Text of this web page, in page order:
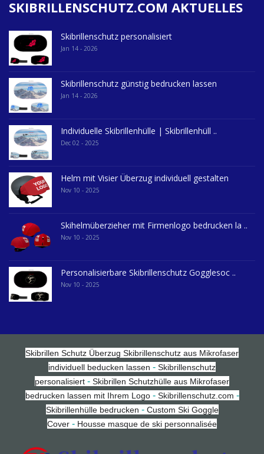
SKIBRILLENSCHUTZ.COM AKTUELLES
Skibrillenschutz personalisiert
Jan 14 - 2026
Skibrillenschutz günstig bedrucken lassen
Jan 14 - 2026
Individuelle Skibrillenhülle | Skibrillenhüll ..
Dec 02 - 2025
Helm mit Visier Überzug individuell gestalten
Nov 10 - 2025
Skihelmüberzieher mit Firmenlogo bedrucken la ..
Nov 10 - 2025
Personalisierbare Skibrillenschutz Gogglesoc ..
Nov 10 - 2025
Skibrillen Schutz Überzug Skibrillenschutz aus Mikrofaser
individuell beducken lassen - Skibrillenschutz
personalisiert - Skibrillen Schutzhülle aus Mikrofaser
bedrucken lassen mit Ihrem Logo- Skibrillenschutz.com -
Skibrillenhülle bedrucken - Custom Ski Goggle
Cover - Housse masque de ski personnalisée